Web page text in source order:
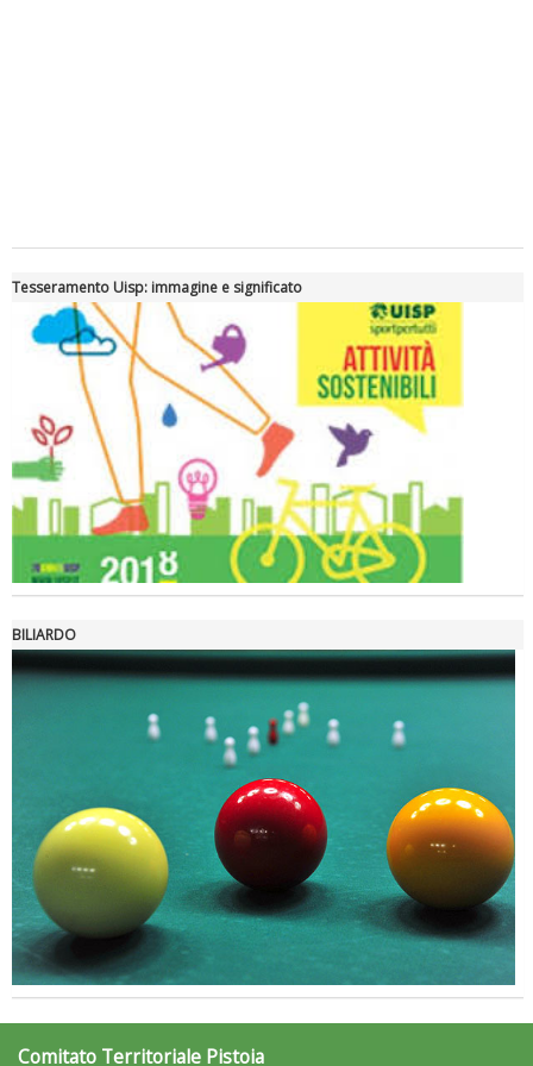
Tiziano Pesce a Radio InBlu2000 traccia il bilancio della stagione
La formazione Uisp rallenta ma prosegue anche in estate
Tesseramento Uisp: immagine e significato
BILIARDO
Comitato Territoriale Pistoia